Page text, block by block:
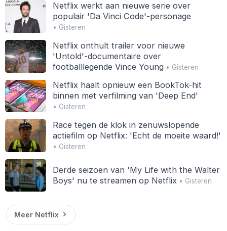
Netflix werkt aan nieuwe serie over
populair 'Da Vinci Code'-personage
• Gisteren
Netflix onthult trailer voor nieuwe
'Untold'-documentaire over
footballlegende Vince Young• Gisteren
Netflix haalt opnieuw een BookTok-hit
binnen met verfilming van 'Deep End'
• Gisteren
Race tegen de klok in zenuwslopende
actiefilm op Netflix: 'Echt de moeite waard!'
• Gisteren
Derde seizoen van 'My Life with the Walter
Boys' nu te streamen op Netflix • Gisteren
Meer Netflix